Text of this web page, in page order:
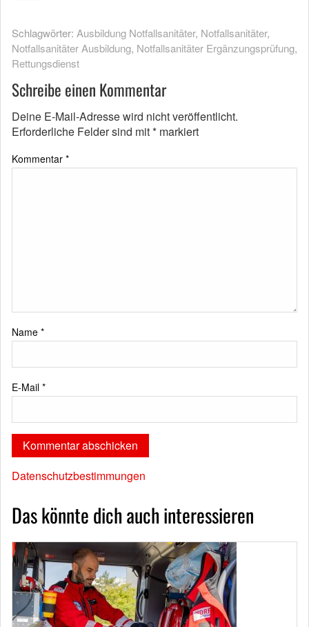
Schlagwörter: Ausbildung Notfallsanitäter, Notfallsanitäter,
Notfallsanitäter Ausbildung, Notfallsanitäter Ergänzungsprüfung,
Rettungsdienst
Schreibe einen Kommentar
Deine E-Mail-Adresse wird nicht veröffentlicht.
Erforderliche Felder sind mit* markiert
Kommentar *
Name *
E-Mail *
Datenschutzbestimmungen
Das könnte dich auch interessieren